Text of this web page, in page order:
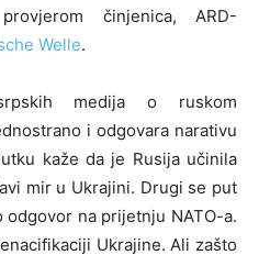
činjenica, ARD-
Welle.
medija o ruskom
i odgovara narativu
kaže da je Rusija učinila
mir u Ukrajini. Drugi se put
na prijetnju NATO-a.
Ukrajine. Ali zašto